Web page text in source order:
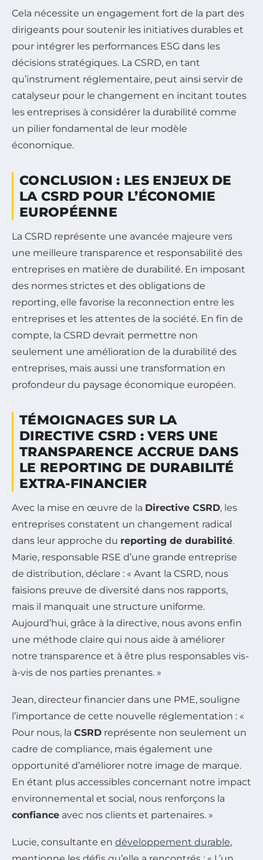
Cela nécessite un engagement fort de la part des
dirigeants pour soutenir les initiatives durables et
pour intégrer les performances ESG dans les
décisions stratégiques. La CSRD, en tant
qu’instrument réglementaire, peut ainsi servir de
catalyseur pour le changement en incitant toutes
les entreprises à considérer la durabilité comme
un pilier fondamental de leur modèle
économique.
CONCLUSION : LES ENJEUX DE
LA CSRD POUR L’ÉCONOMIE
EUROPÉENNE
La CSRD représente une avancée majeure vers
une meilleure transparence et responsabilité des
entreprises en matière de durabilité. En imposant
des normes strictes et des obligations de
reporting, elle favorise la reconnection entre les
entreprises et les attentes de la société. En fin de
compte, la CSRD devrait permettre non
seulement une amélioration de la durabilité des
entreprises, mais aussi une transformation en
profondeur du paysage économique européen.
TÉMOIGNAGES SUR LA
DIRECTIVE CSRD : VERS UNE
TRANSPARENCE ACCRUE DANS
LE REPORTING DE DURABILITÉ
EXTRA-FINANCIER
Avec la mise en œuvre de la Directive CSRD, les
entreprises constatent un changement radical
dans leur approche du reporting de durabilité.
Marie, responsable RSE d’une grande entreprise
de distribution, déclare : « Avant la CSRD, nous
faisions preuve de diversité dans nos rapports,
mais il manquait une structure uniforme.
Aujourd’hui, grâce à la directive, nous avons enfin
une méthode claire qui nous aide à améliorer
notre transparence et à être plus responsables vis-
à-vis de nos parties prenantes. »
Jean, directeur financier dans une PME, souligne
l’importance de cette nouvelle réglementation : «
Pour nous, la CSRD représente non seulement un
cadre de compliance, mais également une
opportunité d’améliorer notre image de marque.
En étant plus accessibles concernant notre impact
environnemental et social, nous renforçons la
confiance avec nos clients et partenaires. »
Lucie, consultante en développement durable,